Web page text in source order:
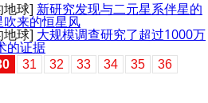
地球] 新研究发现与二元星系伴星的
来的恒星风
地球] 大规模调查研究了超过1000万
的证据
31 32 33 34 35
36